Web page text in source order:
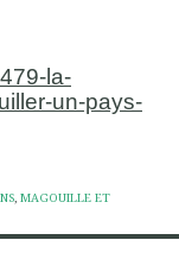
la-
un-pays-
, MAGOUILLE ET